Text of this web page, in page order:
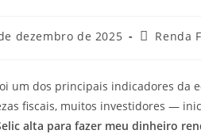
dezembro de 2025 Renda
um dos principais indicadores da
fiscais, muitos investidores —
alta para fazer meu dinheiro